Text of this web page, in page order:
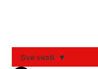
Sve vesti